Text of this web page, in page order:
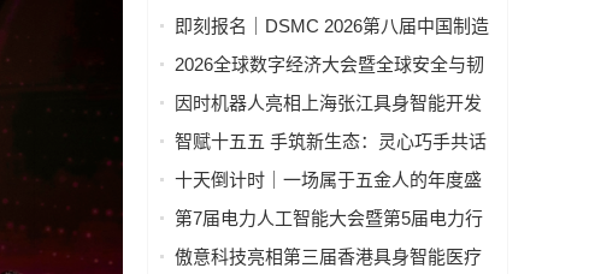
全国医药工业信息年会在京开幕
即刻报名｜DSMC 2026第八届中国制造
业&新能源数智峰会全新启程！
2026全球数字经济大会暨全球安全与韧
性经济AI论坛在京隆重召开
因时机器人亮相上海张江具身智能开发
者大会
智赋十五五 手筑新生态：灵心巧手共话
具身智能新基建
十天倒计时｜一场属于五金人的年度盛
会，即将启幕！
第7届电力人工智能大会暨第5届电力行
业数字化转型大会，10月相约杭州！
傲意科技亮相第三届香港具身智能医疗